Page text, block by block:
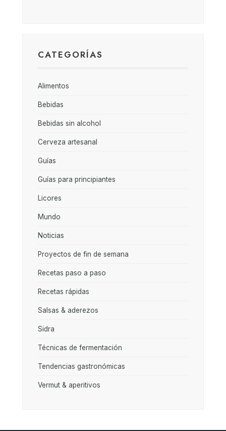
CATEGORÍAS
Alimentos
Bebidas
Bebidas sin alcohol
Cerveza artesanal
Guías
Guías para principiantes
Licores
Mundo
Noticias
Proyectos de fin de semana
Recetas paso a paso
Recetas rápidas
Salsas & aderezos
Sidra
Técnicas de fermentación
Tendencias gastronómicas
Vermut & aperitivos